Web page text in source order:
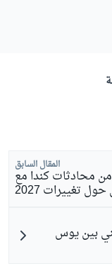
المقال السابق
من محادثات كندا مع
تغييرات 2027
بين يوس